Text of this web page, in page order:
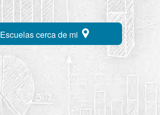
Escuelas cerca de mi